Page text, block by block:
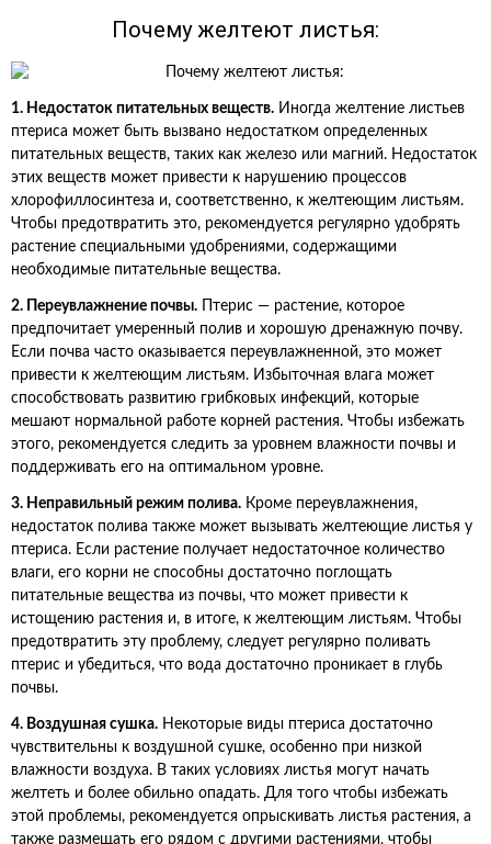
Почему желтеют листья:
1. Недостаток питательных веществ. Иногда желтение листьев
птериса может быть вызвано недостатком определенных
питательных веществ, таких как железо или магний. Недостаток
этих веществ может привести к нарушению процессов
хлорофиллосинтеза и, соответственно, к желтеющим листьям.
Чтобы предотвратить это, рекомендуется регулярно удобрять
растение специальными удобрениями, содержащими
необходимые питательные вещества.
2. Переувлажнение почвы. Птерис — растение, которое
предпочитает умеренный полив и хорошую дренажную почву.
Если почва часто оказывается переувлажненной, это может
привести к желтеющим листьям. Избыточная влага может
способствовать развитию грибковых инфекций, которые
мешают нормальной работе корней растения. Чтобы избежать
этого, рекомендуется следить за уровнем влажности почвы и
поддерживать его на оптимальном уровне.
3. Неправильный режим полива. Кроме переувлажнения,
недостаток полива также может вызывать желтеющие листья у
птериса. Если растение получает недостаточное количество
влаги, его корни не способны достаточно поглощать
питательные вещества из почвы, что может привести к
истощению растения и, в итоге, к желтеющим листьям. Чтобы
предотвратить эту проблему, следует регулярно поливать
птерис и убедиться, что вода достаточно проникает в глубь
почвы.
4. Воздушная сушка. Некоторые виды птериса достаточно
чувствительны к воздушной сушке, особенно при низкой
влажности воздуха. В таких условиях листья могут начать
желтеть и более обильно опадать. Для того чтобы избежать
этой проблемы, рекомендуется опрыскивать листья растения, а
также размещать его рядом с другими растениями, чтобы